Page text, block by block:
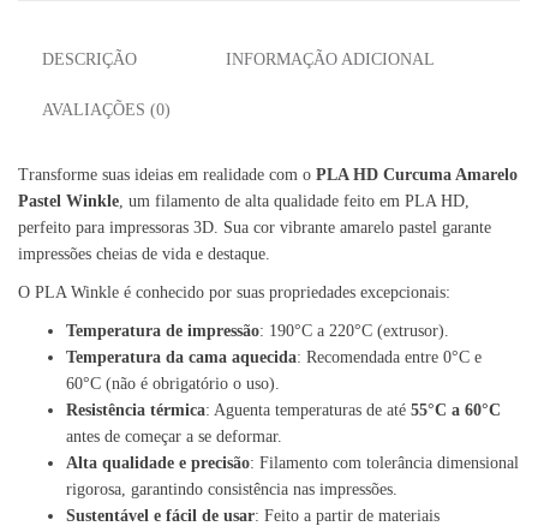
DESCRIÇÃO INFORMAÇÃO ADICIONAL
AVALIAÇÕES (0)
Transforme suas ideias em realidade com o PLA HD Curcuma Amarelo
Pastel Winkle, um filamento de alta qualidade feito em PLA HD,
perfeito para impressoras 3D. Sua cor vibrante amarelo pastel garante
impressões cheias de vida e destaque.
O PLA Winkle é conhecido por suas propriedades excepcionais:
Temperatura de impressão: 190°C a 220°C (extrusor).
Temperatura da cama aquecida: Recomendada entre 0°C e
60°C (não é obrigatório o uso).
Resistência térmica: Aguenta temperaturas de até 55°C a 60°C
antes de começar a se deformar.
Alta qualidade e precisão: Filamento com tolerância dimensional
rigorosa, garantindo consistência nas impressões.
Sustentável e fácil de usar: Feito a partir de materiais